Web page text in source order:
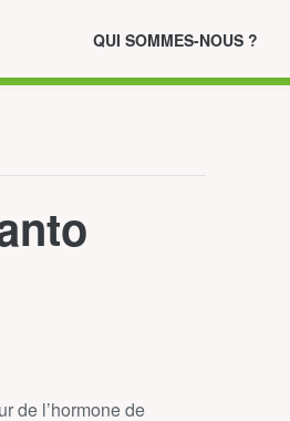
QUI SOMMES-NOUS ?
de l’hormone de